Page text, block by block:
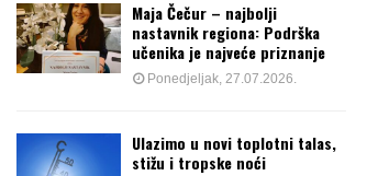
Maja Čečur – najbolji
nastavnik regiona: Podrška
učenika je najveće priznanje
Ponedjeljak, 27.07.2026.
Ulazimo u novi toplotni talas,
stižu i tropske noći